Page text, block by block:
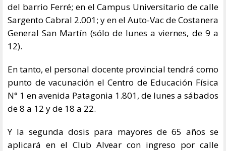
del barrio Ferré; en el Campus Universitario de calle
Sargento Cabral 2.001; y en el Auto-Vac de Costanera
General San Martín (sólo de lunes a viernes, de 9 a
12).
En tanto, el personal docente provincial tendrá como
punto de vacunación el Centro de Educación Física
N° 1 en avenida Patagonia 1.801, de lunes a sábados
de 8 a 12 y de 18 a 22.
Y la segunda dosis para mayores de 65 años se
aplicará en el Club Alvear con ingreso por calle